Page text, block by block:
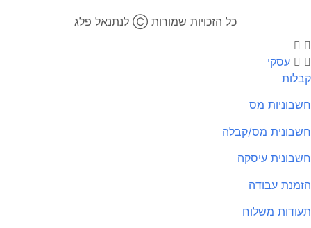
כל הזכויות שמורות Ⓒ לנתנאל פלג​
עסקי
מס
מס/קבלה
עיסקה
עבודה
משלוח